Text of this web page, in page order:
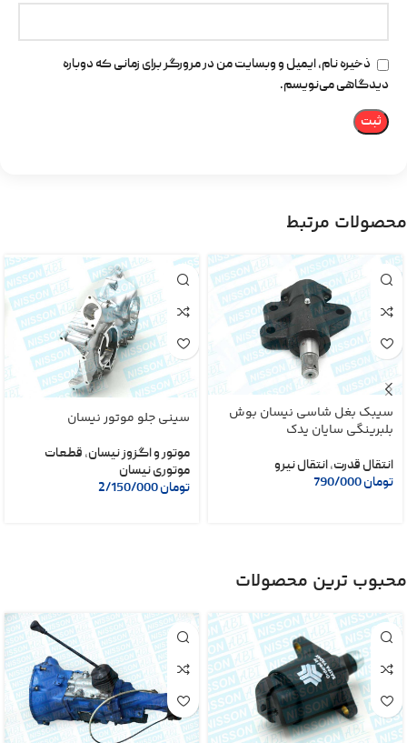
ذخیره نام، ایمیل و وبسایت من در مرورگر برای زمانی که دوباره
دیدگاهی می‌نویسم.
محصولات مرتبط
سیبک بغل شاسی نیسان بوش
بلبرینگی سایان یدک
انتقال قدرت,انتقال نیرو
تومان
سینی جلو موتور نیسان
موتور و اگزوز نیسان, قطعات
موتوری نیسان
تومان
محبوب ترین محصولات